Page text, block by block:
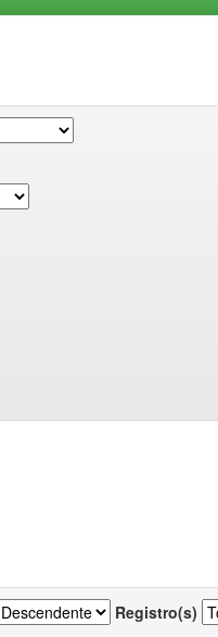
Registro(s)